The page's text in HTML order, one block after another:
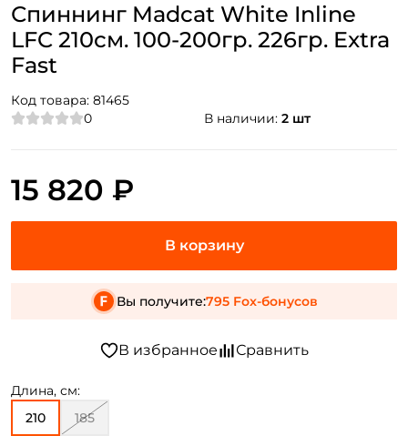
Спиннинг Madcat White Inline
LFC 210см. 100-200гр. 226гр. Extra
Fast
Код товара: 81465
0
В наличии: 2 шт
Длина, см:
210
185
15 820 ₽
Вы получите:795 Fox-бонусов